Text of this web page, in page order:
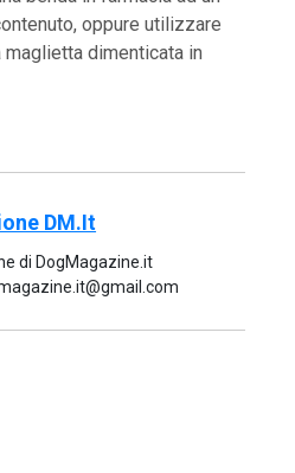
oppure utilizzare
dimenticata in
DM.it
di DogMagazine.it